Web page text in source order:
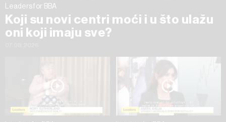
Leaders for BBA
Koji su novi centri moći i u što ulažu
oni koji imaju sve?